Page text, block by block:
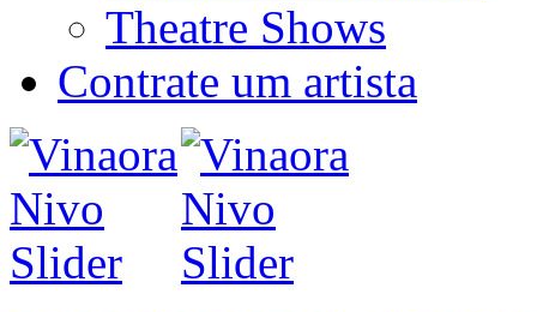
Theatre Shows
Contrate um artista